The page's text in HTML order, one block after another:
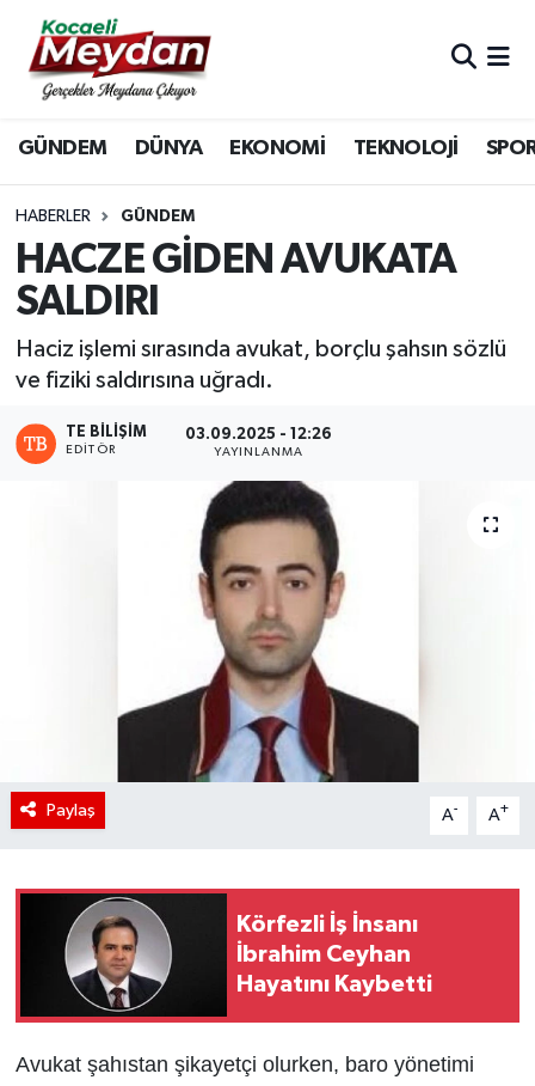
GÜNDEM DÜNYA EKONOMİ TEKNOLOJİ
HABERLER GÜNDEM
HACZE GİDEN AVUKATA
SALDIRI
Haciz işlemi sırasında avukat, borçlu şahsın sözlü
ve fiziki saldırısına uğradı.
TE BILIŞIM
EDITÖR
03.09.2025 - 12:26
YAYINLANMA
Paylaş A- A+
Körfezli İş İnsanı
İbrahim Ceyhan
Hayatını Kaybetti
Avukat şahıstan şikayetçi olurken, baro yönetimi
Nöbetçi Eczaneler
Hava Durumu
Trafik Durumu
Süper Lig Puan Durumu ve Fikstür
Son Dakika Haberleri
Haber Arşivi